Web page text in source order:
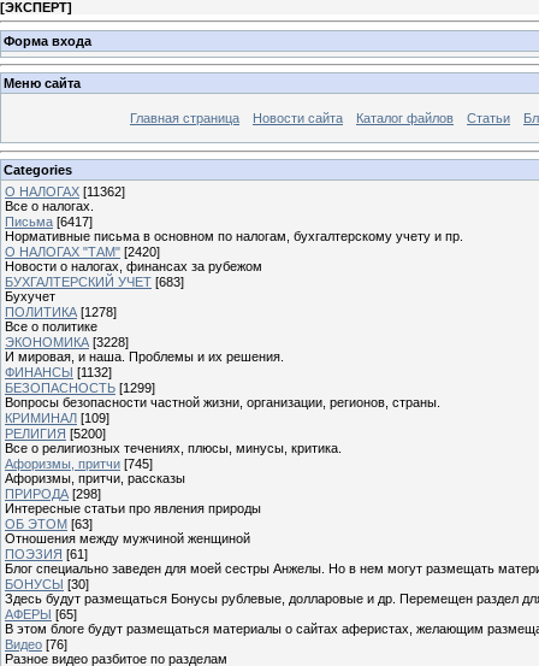
[ЭКСПЕРТ]
Форма входа
Меню сайта
Главная страница Новости сайта Каталог файлов Статьи
Categories
О НАЛОГАХ [11362]
Все о налогах.
Письма [6417]
Нормативные письма в основном по налогам, бухгалтерскому учету и пр.
О НАЛОГАХ "ТАМ" [2420]
Новости о налогах, финансах за рубежом
БУХГАЛТЕРСКИЙ УЧЕТ [683]
Бухучет
ПОЛИТИКА [1278]
Все о политике
ЭКОНОМИКА [3228]
И мировая, и наша. Проблемы и их решения.
ФИНАНСЫ [1132]
БЕЗОПАСНОСТЬ [1299]
Вопросы безопасности частной жизни, организации, регионов, страны.
КРИМИНАЛ [109]
РЕЛИГИЯ [5200]
Все о религиозных течениях, плюсы, минусы, критика.
Афоризмы, притчи [745]
Афоризмы, притчи, рассказы
ПРИРОДА [298]
Интересные статьи про явления природы
ОБ ЭТОМ [63]
Отношения между мужчиной женщиной
ПОЭЗИЯ [61]
Блог специально заведен для моей сестры Анжелы. Но в нем могут размещать
БОНУСЫ [30]
Здесь будут размещаться Бонусы рублевые, долларовые и др. Перемещен раздел
АФЕРЫ [65]
В этом блоге будут размещаться материалы о сайтах аферистах, желающим
Видео [76]
Разное видео разбитое по разделам